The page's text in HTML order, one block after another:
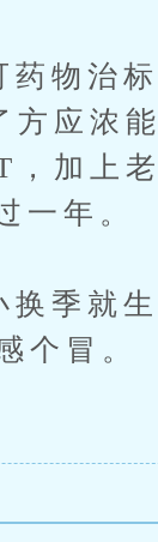
物治标
方应浓能
，加上老
一年。
季就生
个冒。